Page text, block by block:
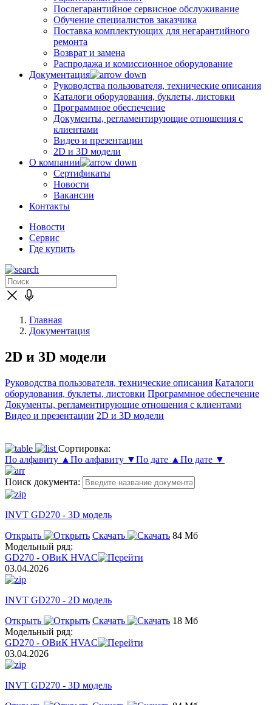
Послегарантийное сервисное обслуживание
Обучение специалистов заказчика
Поставка комплектующих для негарантийного
ремонта
Возврат и замена
Распродажа и комиссионное оборудование
Документация
Руководства пользователя, технические описания
Каталоги оборудования, буклеты, листовки
Программное обеспечение
Документы, регламентирующие отношения с
клиентами
Видео и презентации
2D и 3D модели
О компании
Сертификаты
Новости
Вакансии
Контакты
Новости
Сервис
Где купить
Главная
Документация
2D и 3D модели
Руководства пользователя, технические описания Каталоги
оборудования, буклеты, листовки Программное обеспечение
Документы, регламентирующие отношения с клиентами
Видео и презентации 2D и 3D модели
Сортировка:
По алфавиту ▲ По алфавиту ▼По дате ▲ По дате ▼
Поиск документа:
INVT GD270 - 3D модель
Открыть
Скачать
84 Мб
Модельный ряд:
GD270 - ОВиК HVAC
03.04.2026
INVT GD270 - 2D модель
Открыть
Скачать
18 Мб
Модельный ряд:
GD270 - ОВиК HVAC
03.04.2026
INVT GD270 - 3D модель